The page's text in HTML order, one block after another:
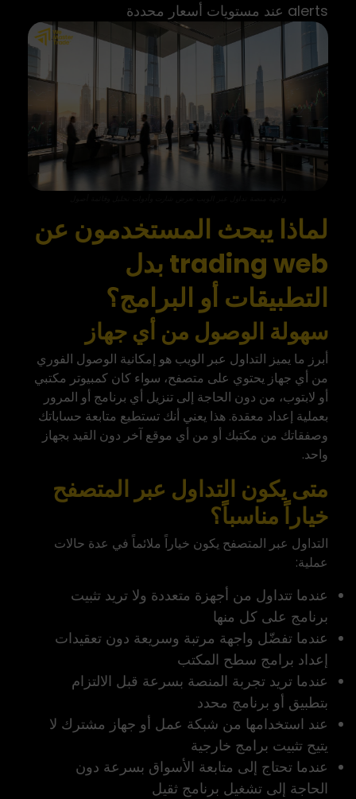
alerts عند مستويات أسعار محددة
لماذا يبحث المستخدمون عن
trading web بدل
التطبيقات أو البرامج؟
سهولة الوصول من أي جهاز
أبرز ما يميز التداول عبر الويب هو إمكانية الوصول الفوري
من أي جهاز يحتوي على متصفح، سواء كان كمبيوتر مكتبي
أو لابتوب، من دون الحاجة إلى تنزيل أي برنامج أو المرور
بعملية إعداد معقدة. هذا يعني أنك تستطيع متابعة حساباتك
وصفقاتك من مكتبك أو من أي موقع آخر دون القيد بجهاز
واحد.
متى يكون التداول عبر المتصفح
خياراً مناسباً؟
التداول عبر المتصفح يكون خياراً ملائماً في عدة حالات
عملية:
عندما تتداول من أجهزة متعددة ولا تريد تثبيت
برنامج على كل منها
عندما تفضّل واجهة مرتبة وسريعة دون تعقيدات
إعداد برامج سطح المكتب
عندما تريد تجربة المنصة بسرعة قبل الالتزام
بتطبيق أو برنامج محدد
عند استخدامها من شبكة عمل أو جهاز مشترك لا
يتيح تثبيت برامج خارجية
عندما تحتاج إلى متابعة الأسواق بسرعة دون
الحاجة إلى تشغيل برنامج ثقيل